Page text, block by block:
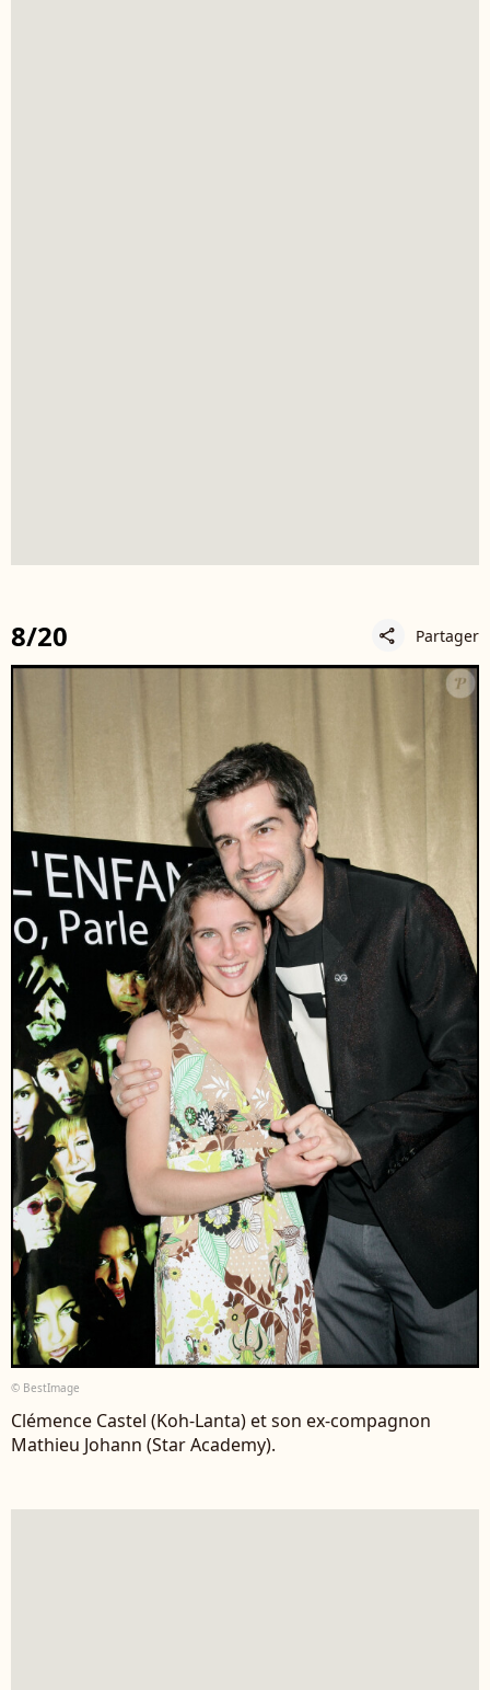
8/20 share Partager
© BestImage
Clémence Castel (Koh-Lanta) et son ex-compagnon
Mathieu Johann (Star Academy).